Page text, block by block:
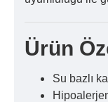
Ürün
Su bazlı